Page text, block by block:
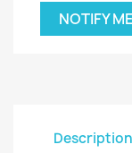
NOTIFY
Description